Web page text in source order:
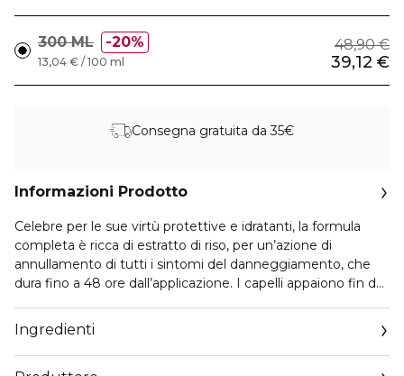
300 ML 20% 48,90 €
39,12 €
13,04 € / 100 ml
Consegna gratuita da 35€
Informazioni Prodotto
Celebre per le sue virtù protettive e idratanti, la formula
completa è ricca di estratto di riso, per un’azione di
annullamento di tutti i sintomi del danneggiamento, che
dura fino a 48 ore dall’applicazione. I capelli appaiono fin da
volte più resistenti alla rottura, vitali e luminosi. I capelli al
tatto sono profondamente riparati e rafforzati.
Ingredienti